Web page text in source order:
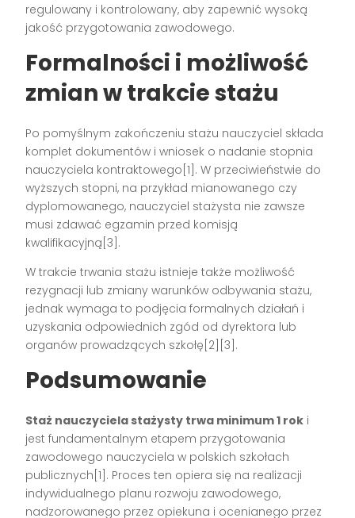
regulowany i kontrolowany, aby zapewnić wysoką
jakość przygotowania zawodowego.
Formalności i możliwość
zmian w trakcie stażu
Po pomyślnym zakończeniu stażu nauczyciel składa
komplet dokumentów i wniosek o nadanie stopnia
nauczyciela kontraktowego[1]. W przeciwieństwie do
wyższych stopni, na przykład mianowanego czy
dyplomowanego, nauczyciel stażysta nie zawsze
musi zdawać egzamin przed komisją
kwalifikacyjną[3].
W trakcie trwania stażu istnieje także możliwość
rezygnacji lub zmiany warunków odbywania stażu,
jednak wymaga to podjęcia formalnych działań i
uzyskania odpowiednich zgód od dyrektora lub
organów prowadzących szkołę[2][3].
Podsumowanie
Staż nauczyciela stażysty trwa minimum 1 rok i
jest fundamentalnym etapem przygotowania
zawodowego nauczyciela w polskich szkołach
publicznych[1]. Proces ten opiera się na realizacji
indywidualnego planu rozwoju zawodowego,
nadzorowanego przez opiekuna i ocenianego przez